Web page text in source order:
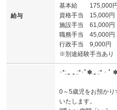
給与
基本給 175,000円
資格手当 15,000円
施設手当 61,000円
職務手当 45,000円
行政手当 9,000円
※別途経験手当あり
･*:.｡ ｡.:*･ﾟ✽.｡.:*・ﾟ
0～5歳児をお預か
いたします。